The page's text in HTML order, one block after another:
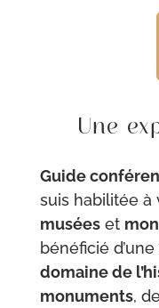
Une
Guide
suis habilitée à
muséeset
bénéficié
domaine de
monuments,